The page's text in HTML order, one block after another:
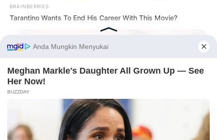
PRIVACY POLICY DISCLAIMER HUBUNGI KAMI
BRAINBERRIES
Tarantino Wants To End His Career With This Movie?
Before You Go